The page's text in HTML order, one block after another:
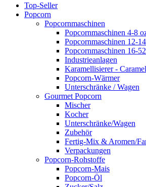
Top-Seller
Popcorn
Popcornmaschinen
Popcornmaschinen 4-8
Popcornmaschinen 12-
Popcornmaschinen 16-
Industrieanlagen
Karamellisierer -
Popcorn-Wärmer
Unterschränke / Wagen
Gourmet Popcorn
Mischer
Kocher
Unterschränke/Wagen
Zubehör
Fertig-Mix & Aromen/
Verpackungen
Popcorn-Rohstoffe
Popcorn-Mais
Popcorn-Öl